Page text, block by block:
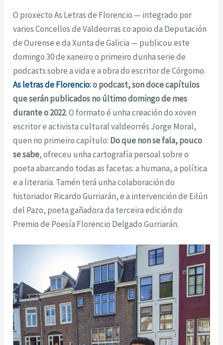
O proxecto As Letras de Florencio — integrado por
varios Concellos de Valdeorras co apoio da Deputación
de Ourense e da Xunta de Galicia — publicou este
domingo 30 de xaneiro o primeirodunha serie de
podcasts sobre a vida e a obra do escritor de Córgomo.
As letras de Florencio: opodcast, son doce capítulos
que serán publicados no último domingo de mes
durante o 2022.O formato é unha creación do xoven
escritor e activista cultural valdeorrés Jorge Moral,
quen no primeiro capítulo: Do que non se fala, pouco
se sabe, ofreceu unha cartografía persoal sobre o
poeta abarcando todas as facetas: a humana, a política
e a literaria. Tamén terá unha colaboracióndo
historiador Ricardo Gurriarán, e a intervención de Eilún
del Pazo, poeta gañadora da terceiraedición do
Premio de Poesía Florencio Delgado Gurriarán.